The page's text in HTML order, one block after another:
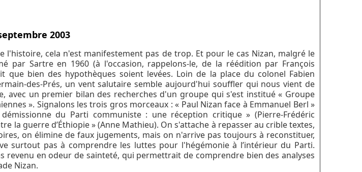
2003
l'histoire, cela n'est manifestement pas de trop. Et pour le cas Nizan, malgré le
par Sartre en 1960 (à l'occasion, rappelons-le, de la réédition par François
que bien des hypothèques soient levées. Loin de la place du colonel Fabien
des-Prés, un vent salutaire semble aujourd'hui souffler qui nous vient de
avec un premier bilan des recherches d'un groupe qui s'est institué « Groupe
». Signalons les trois gros morceaux : « Paul Nizan face à Emmanuel Berl »
du Parti communiste : une réception critique » (Pierre-Frédéric
la guerre d’Éthiopie » (Anne Mathieu). On s'attache à repasser au crible textes,
on élimine de faux jugements, mais on n'arrive pas toujours à reconstituer,
surtout pas à comprendre les luttes pour l'hégémonie à l’intérieur du Parti.
revenu en odeur de sainteté, qui permettrait de comprendre bien des analyses
Nizan.